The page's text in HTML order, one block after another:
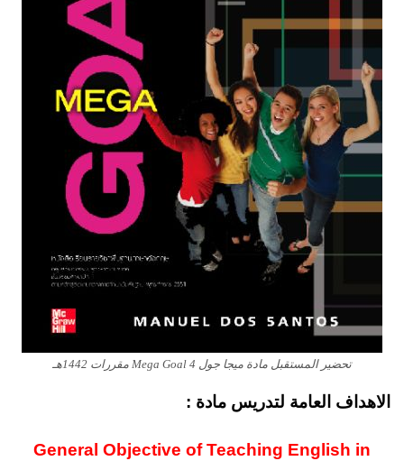
تحضير المستقبل مادة ميجا جول Mega Goal 4 مقررات 1442هـ
الاهداف العامة لتدريس مادة :
General Objective of Teaching English in